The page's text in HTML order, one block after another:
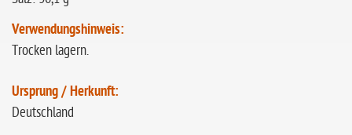
Verwendungshinweis:
Trocken lagern.
Ursprung / Herkunft:
Deutschland